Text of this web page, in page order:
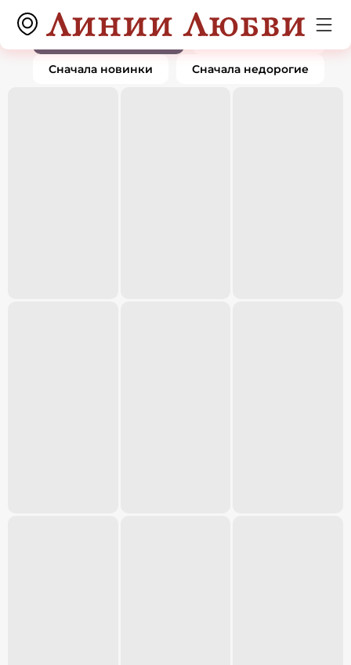
Подвески и кулоны0 товаров
По популярности
Сначала дорогие
Сначала новинки Сначала недорогие